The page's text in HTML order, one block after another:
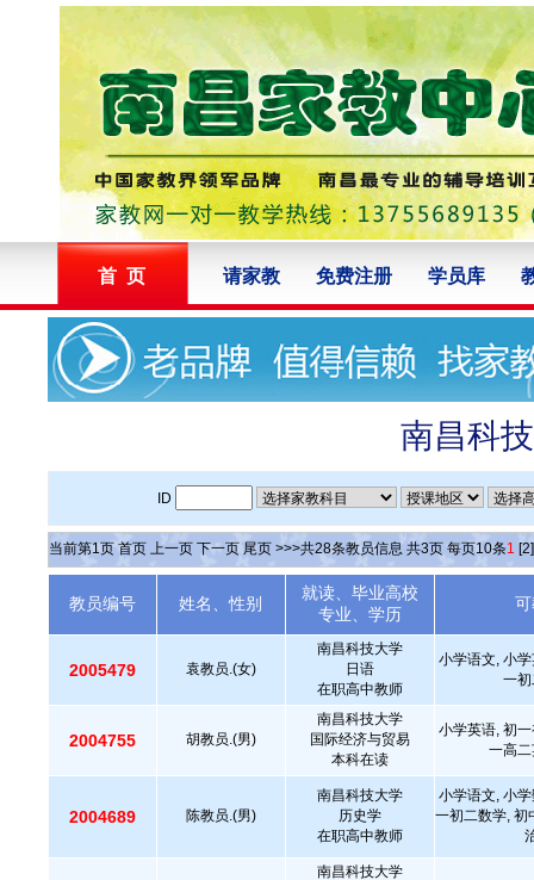
首 页 请家教 免费注册 学员库
南昌科
ID
当前第1页 首页 上一页 下一页 尾页 >>>共28条教员信息 共3页 每页10条1 [2]
教员编号 姓名、性别
就读、毕业高校
专业、学历
2005479 袁教员.(女)
南昌科技大学
日语
在职高中教师
小学语文, 小
一
2004755 胡教员.(男)
南昌科技大学
国际经济与贸易
本科在读
小学英语, 初
一高
2004689 陈教员.(男)
南昌科技大学
历史学
在职高中教师
小学语文, 小
一初二数学, 初
南昌科技大学